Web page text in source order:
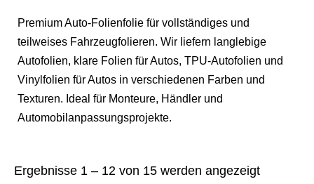
Premium Auto-Folienfolie für vollständiges und
teilweises Fahrzeugfolieren. Wir liefern langlebige
Autofolien, klare Folien für Autos, TPU-Autofolien und
Vinylfolien für Autos in verschiedenen Farben und
Texturen. Ideal für Monteure, Händler und
Automobilanpassungsprojekte.
Ergebnisse 1 – 12 von 15 werden angezeigt